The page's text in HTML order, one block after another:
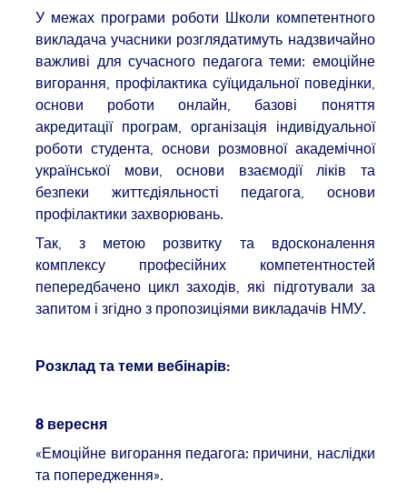
У межах програми роботи Школи компетентного
викладача учасники розглядатимуть надзвичайно
важливі для сучасного педагога теми: емоційне
вигорання, профілактика суїцидальної поведінки,
основи роботи онлайн, базові поняття
акредитації програм, організація індивідуальної
роботи студента, основи розмовної академічної
української мови, основи взаємодії ліків та
безпеки життєдіяльності педагога, основи
профілактики захворювань.
Так, з метою розвитку та вдосконалення
комплексу професійних компетентностей
пепередбачено цикл заходів, які підготували за
запитом і згідно з пропозиціями викладачів НМУ.
Розклад та теми вебінарів:
8 вересня
«Емоційне вигорання педагога: причини, наслідки
та попередження».